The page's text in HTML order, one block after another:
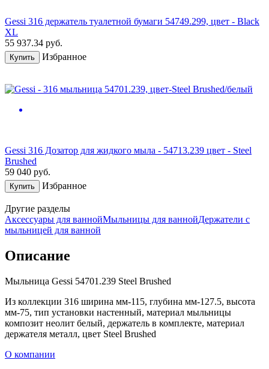
Gessi 316 держатель туалетной бумаги 54749.299, цвет - Black
XL
55 937.34 руб.
Купить Избранное
Gessi 316 Дозатор для жидкого мыла - 54713.239 цвет - Steel
Brushed
59 040 руб.
Купить Избранное
Другие разделы
Аксессуары для ваннойМыльницы для ваннойДержатели с
мыльницей для ванной
Описание
Мыльница Gessi 54701.239 Steel Brushed
Из коллекции 316 ширина мм-115, глубина мм-127.5, высота
мм-75, тип установки настенный, материал мыльницы
композит неолит белый, держатель в комплекте, материал
держателя металл, цвет Steel Brushed
О компании